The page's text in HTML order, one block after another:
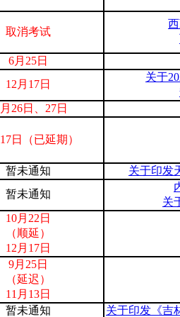
取消考试
6月25日
12月17日
关于
26日、27日
日（已延期）
暂未通知
关于印发
暂未通知
关
10月22日
（顺延）
12月17日
9月25日
（延迟）
11月13日
暂未通知
关于印发《吉